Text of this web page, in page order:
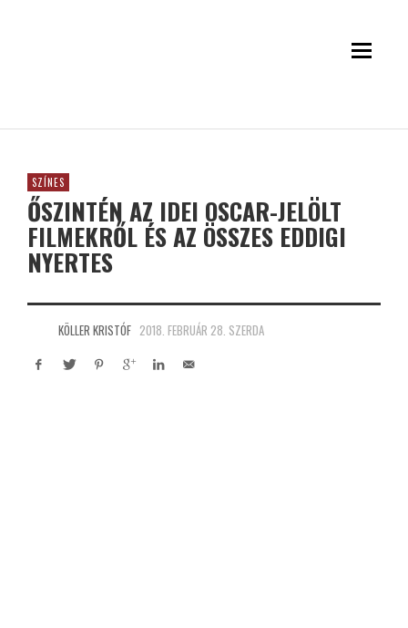
SZÍNES
ŐSZINTÉN AZ IDEI OSCAR-JELÖLT
FILMEKRŐL ÉS AZ ÖSSZES EDDIGI
NYERTES
KÖLLER KRISTÓF 2018. FEBRUÁR 28. SZERDA